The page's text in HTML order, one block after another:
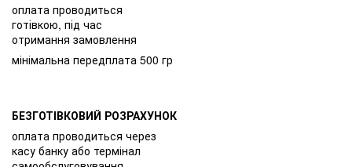
оплата проводиться
готівкою, під час
отримання замовлення
мінімальна передплата 500 гр
БЕЗГОТІВКОВИЙ РОЗРАХУНОК
оплата проводиться через
касу банку або термінал